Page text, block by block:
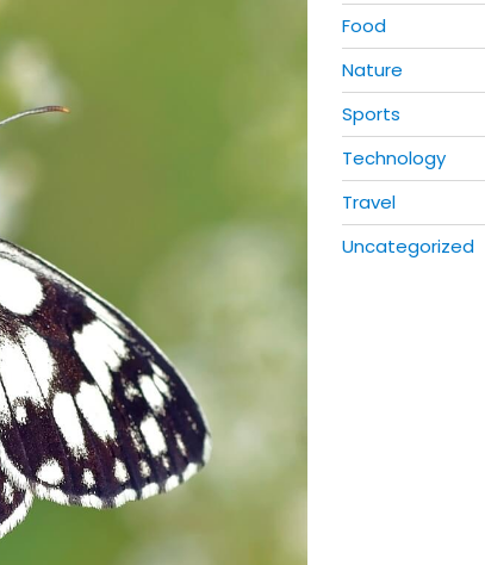
Food
Nature
Sports
Technology
Travel
Uncategorized